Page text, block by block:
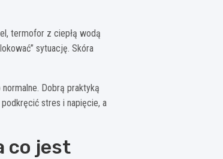
termofor z ciepłą wodą
sytuację. Skóra
Dobrą praktyką
stres i napięcie, a
co jest